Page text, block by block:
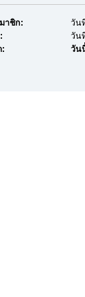
าชิก:
วัน
วัน
:
วัน